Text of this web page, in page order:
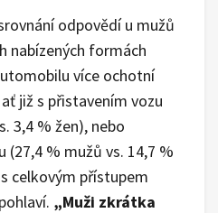
odpovědí u mužů
nabízených formách
více ochotní
již s přistavením vozu
3,4 % žen), nebo
% mužů vs. 14,7 %
celkovým přístupem
„Muži zkrátka